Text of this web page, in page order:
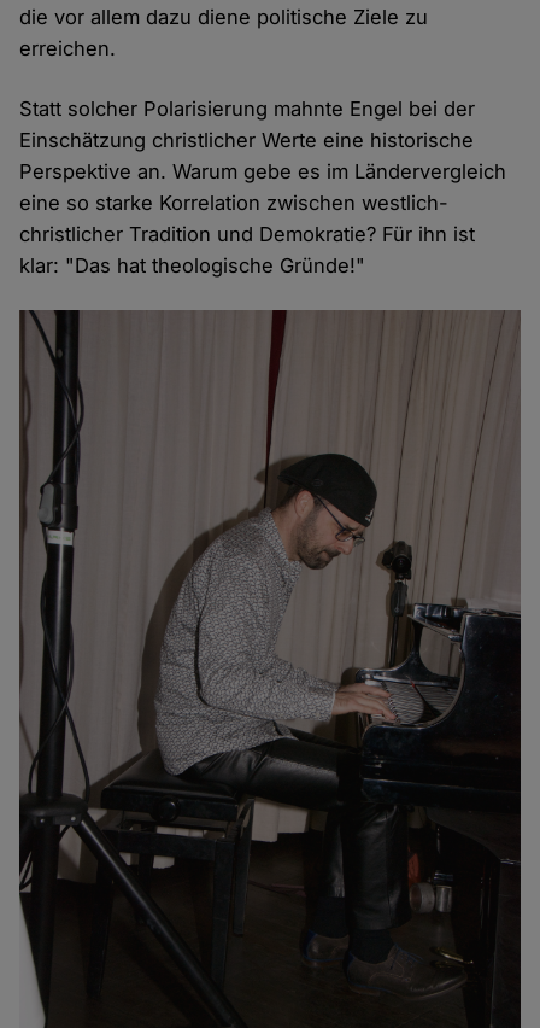
die vor allem dazu diene politische Ziele zu
erreichen.
Statt solcher Polarisierung mahnte Engel bei der
Einschätzung christlicher Werte eine historische
Perspektive an. Warum gebe es im Ländervergleich
eine so starke Korrelation zwischen westlich-
christlicher Tradition und Demokratie? Für ihn ist
klar: "Das hat theologische Gründe!"